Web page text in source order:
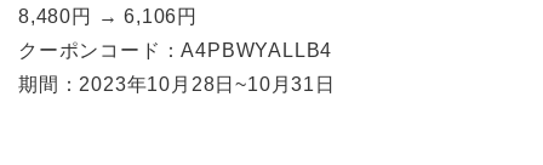
8,480円 → 6,106円
クーポンコード：A4PBWYALLB4
期間：2023年10月28日~10月31日